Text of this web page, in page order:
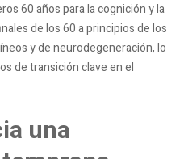
60 años para la cognición y la
de los 60 a principios de los
y de neurodegeneración, lo
de transición clave en el
una